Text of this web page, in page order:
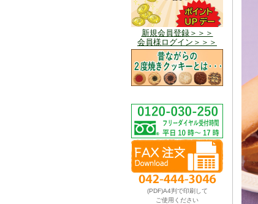
新規会員登録＞＞＞
会員様ログイン＞＞＞
(PDF)A4判で印刷して
ご使用ください